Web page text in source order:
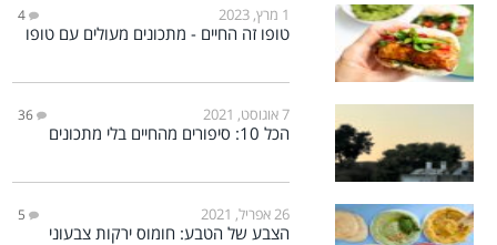
1 מרץ, 2023 4
טופו זה החיים - מתכונים מעולים עם טופו
7 אוגוסט, 2021 36
הכל 10: סיפורים מהחיים בלי מתכונים
26 אפריל, 2021 5
הצבע של הטבע: חומוס ירקות צבעוני